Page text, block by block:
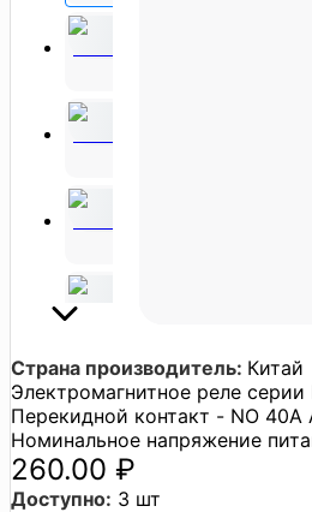
Страна производитель: Китай
Электромагнитное реле
Перекидной контакт - NO 40А
Номинальное напряжение
260.00 ₽
Доступно: 3 шт